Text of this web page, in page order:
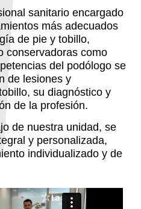
sanitario encargado
más adecuados
de pie y tobillo,
conservadoras como
del podólogo se
de lesiones y
su diagnóstico y
de la profesión.
de nuestra unidad, se
y personalizada,
individualizado y de